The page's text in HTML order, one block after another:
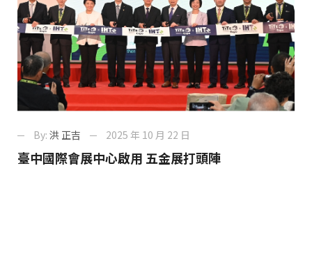
By: 洪 正吉 2025 年 10 月 22 日
臺中國際會展中心啟用 五金展打頭陣